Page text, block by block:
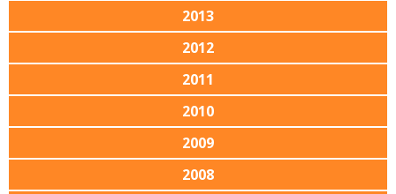
2013
2012
2011
2010
2009
2008